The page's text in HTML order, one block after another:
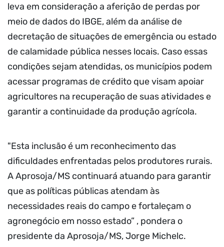
leva em consideração a aferição de perdas por
meio de dados do IBGE, além da análise de
decretação de situações de emergência ou estado
de calamidade pública nesses locais. Caso essas
condições sejam atendidas, os municípios podem
acessar programas de crédito que visam apoiar
agricultores na recuperação de suas atividades e
garantir a continuidade da produção agrícola.
"Esta inclusão é um reconhecimento das
dificuldades enfrentadas pelos produtores rurais.
A Aprosoja/MS continuará atuando para garantir
que as políticas públicas atendam às
necessidades reais do campo e fortaleçam o
agronegócio em nosso estado” , pondera o
presidente da Aprosoja/MS, Jorge Michelc.